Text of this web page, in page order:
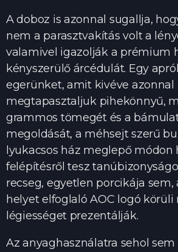
A doboz is azonnal sugallja,
nem a parasztvakítás volt a
valamivel igazolják a prémium
kényszerülő árcédulát. Egy
egerünket, amit kivéve azonnal
megtapasztaljuk pihekönnyű,
grammos tömegét és a
megoldását, a méhsejt szerű
lyukacsos ház meglepő módon
felépítésről tesz
recseg, egyetlen porcikája sem,
helyet elfoglaló AOC logó körüli
légiességet prezentálják.
Az anyaghasználatra sehol sem